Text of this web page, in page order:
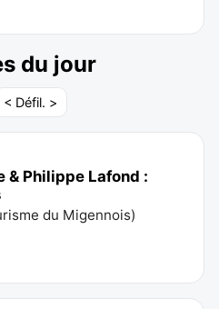
du jour
< Défil. >
& Philippe Lafond :
du Migennois)